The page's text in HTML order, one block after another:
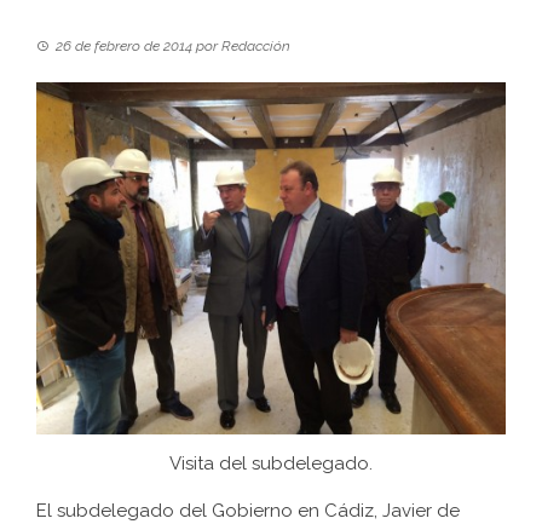
26 de febrero de 2014 porRedacción
Visita del subdelegado.
El subdelegado del Gobierno en Cádiz, Javier de